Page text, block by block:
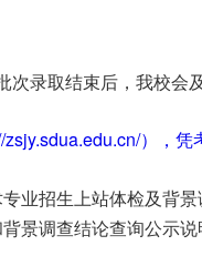
录取结束后，我校会
zsjy.sdua.edu.cn/），凭
业招生上站体检及背
景调查结论查询公示说